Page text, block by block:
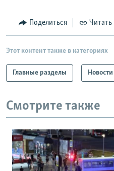
Поделиться Читать
Этот контент также в категориях
Главные разделы Новости
Смотрите также